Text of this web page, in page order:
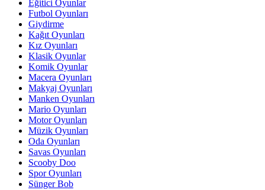
Eğitici Oyunlar
Futbol Oyunları
Giydirme
Kağıt Oyunları
Kız Oyunları
Klasik Oyunlar
Komik Oyunlar
Macera Oyunları
Makyaj Oyunları
Manken Oyunları
Mario Oyunları
Motor Oyunları
Müzik Oyunları
Oda Oyunları
Savas Oyunları
Scooby Doo
Spor Oyunları
Sünger Bob